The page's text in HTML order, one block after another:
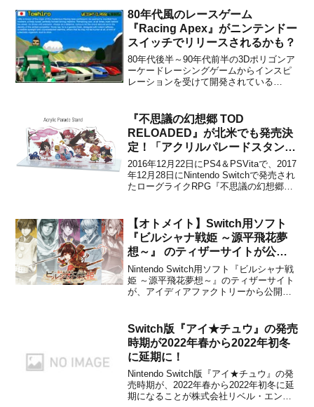
80年代風のレースゲーム
『Racing Apex』がニンテンドー
スイッチでリリースされるかも？
80年代後半～90年代前半の3Dポリゴンア
ーケードレーシングゲームからインスピ
レーションを受けて開発されている
Twitterがファンからの「Switchでリリー
ス予定はありますか？」という質問に
対...
『不思議の幻想郷 TOD
RELOADED』が北米でも発売決
定！「アクリルパレードスタン
ド」などの豪華特典のついた限定
版の予約も開始
2016年12月22日にPS4＆PSVitaで、2017
年12月28日にNintendo Switchで発売され
たローグライクRPG『不思議の幻想郷
ることがNIS Americaから発表されまし...
【オトメイト】Switch用ソフト
『ビルシャナ戦姫 ～源平飛花夢
想～』 のティザーサイトが公
開！
Nintendo Switch用ソフト『ビルシャナ戦
姫 ～源平飛花夢想～』のティザーサイト
が、アイディアファクトリーから公開さ
みてください。【ティザーサイト】『ビ
ルシャナ戦姫 ～源平飛花夢想～』ティザ
ーサイト...
Switch版『アイ★チュウ』の発売
時期が2022年春から2022年初冬
に延期に！
Nintendo Switch版『アイ★チュウ』の発
売時期が、2022年春から2022年初冬に延
期になることが株式会社リベル・エンタ